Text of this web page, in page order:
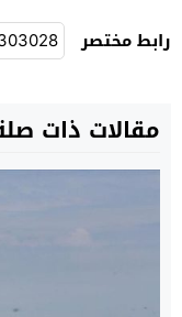
رابط مختصر
مقالات ذات